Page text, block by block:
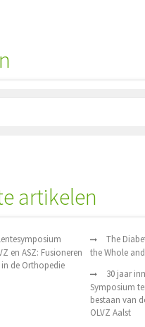
artikelen
en ASZ: Fusioneren
de Orthopedie
The
the Whole
30 jaar
Symposium
bestaan van
OLVZ Aalst